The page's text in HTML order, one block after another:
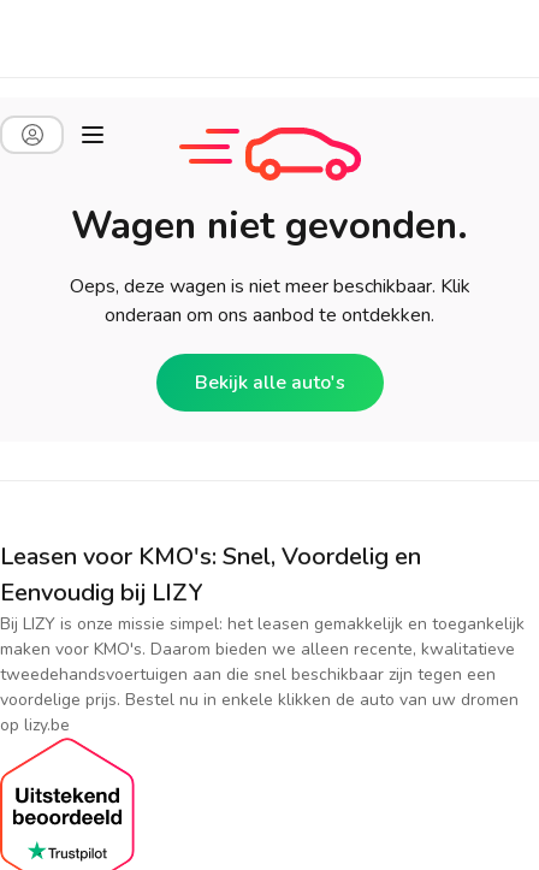
Wagen niet gevonden.
Oeps, deze wagen is niet meer beschikbaar. Klik
onderaan om ons aanbod te ontdekken.
Bekijk alle auto's
Leasen voor KMO's: Snel, Voordelig en
Eenvoudig bij LIZY
Bij LIZY is onze missie simpel: het leasen gemakkelijk en toegankelijk
maken voor KMO's. Daarom bieden we alleen recente, kwalitatieve
tweedehandsvoertuigen aan die snel beschikbaar zijn tegen een
voordelige prijs. Bestel nu in enkele klikken de auto van uw dromen
op lizy.be